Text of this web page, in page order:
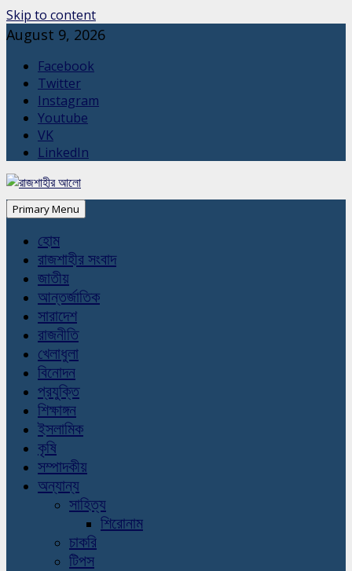
Skip to content
August 9, 2026
Facebook
Twitter
Instagram
Youtube
VK
LinkedIn
Primary Menu
হোম
রাজশাহীর সংবাদ
জাতীয়
আন্তর্জাতিক
সারাদেশ
রাজনীতি
খেলাধুলা
বিনোদন
প্রযুক্তি
শিক্ষাঙ্গন
ইসলামিক
কৃষি
সম্পাদকীয়
অন্যান্য
সাহিত্য
শিরোনাম
চাকরি
টিপস